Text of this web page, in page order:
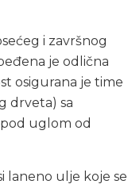
i završnog
je odlična
osigurana je time
drveta) sa
uglom od
laneno ulje koje se